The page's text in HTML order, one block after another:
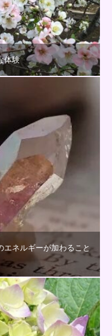
体験
エネルギーが加わること